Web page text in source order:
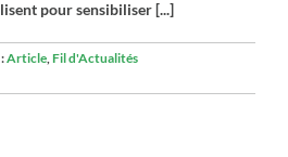
pour sensibiliser [...]
Article,Fil d'Actualités